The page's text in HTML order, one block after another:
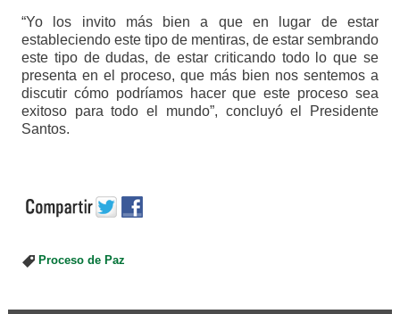
“Yo los invito más bien a que en lugar de estar
estableciendo este tipo de mentiras, de estar sembrando
este tipo de dudas, de estar criticando todo lo que se
presenta en el proceso, que más bien nos sentemos a
discutir cómo podríamos hacer que este proceso sea
exitoso para todo el mundo”, concluyó el Presidente
Santos.
Proceso de Paz